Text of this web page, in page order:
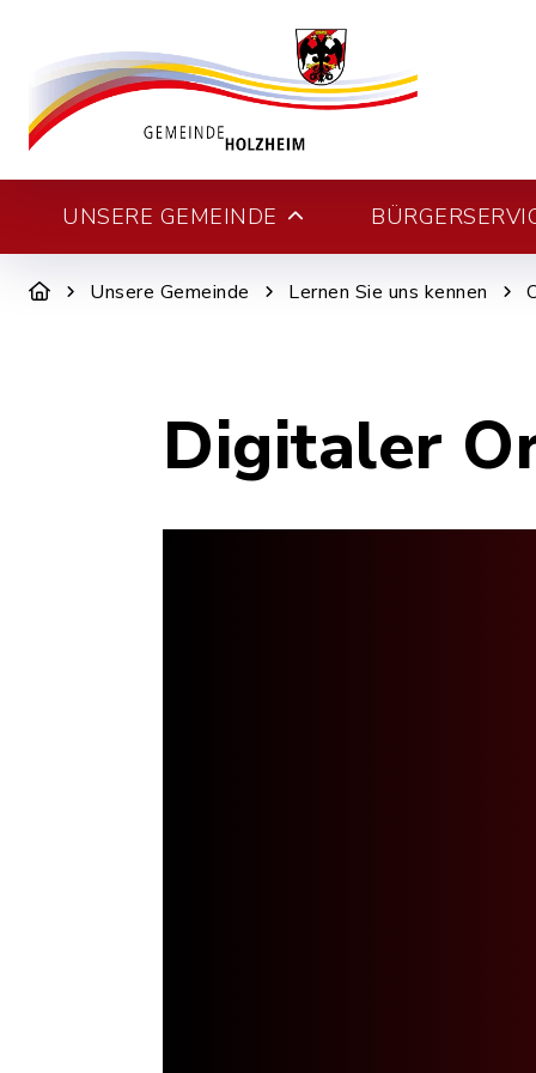
UNSERE GEMEINDE
Unsere Gemeinde Lernen Sie uns kennen
Digitaler